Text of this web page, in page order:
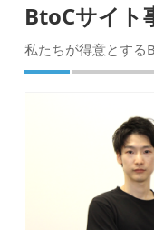
BtoCサイト
私たちが得意とする